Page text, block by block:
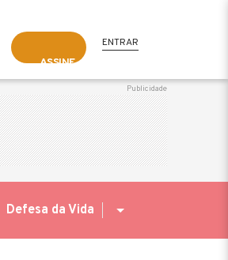
ASSINE
ENTRAR
Defesa da Vida